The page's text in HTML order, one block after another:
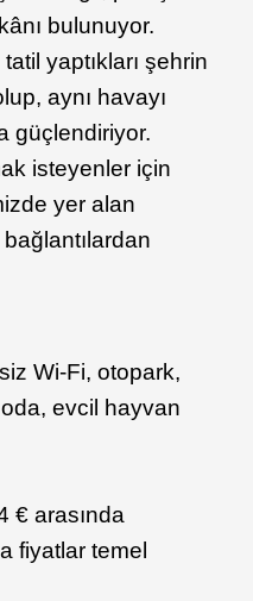
bulunuyor.
yaptıkları şehrin
aynı havayı
güçlendiriyor.
isteyenler için
yer alan
Wi-Fi, otopark,
evcil hayvan
€ arasında
fiyatlar temel